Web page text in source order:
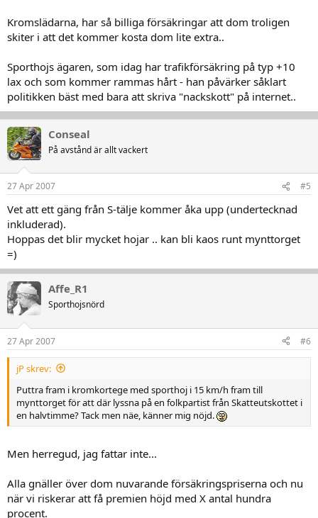
Kromslädarna, har så billiga försäkringar att dom troligen
skiter i att det kommer kosta dom lite extra..
Sporthojs ägaren, som idag har trafikförsäkring på typ +10
lax och som kommer rammas hårt - han påvärker såklart
politikken bäst med bara att skriva "nackskott" på internet..
Conseal
På avstånd är allt vackert
27 Apr 2007 #5
Vet att ett gäng från S-tälje kommer åka upp (undertecknad
inkluderad).
Hoppas det blir mycket hojar .. kan bli kaos runt mynttorget
=)
Affe_R1
Sporthojsnörd
27 Apr 2007 #6
jP skrev:
Puttra fram i kromkortege med sporthoj i 15 km/h fram till
mynttorget för att där lyssna på en folkpartist från Skatteutskottet i
en halvtimme? Tack men näe, känner mig nöjd.
Men herregud, jag fattar inte...
Alla gnäller över dom nuvarande försäkringspriserna och nu
när vi riskerar att få premien höjd med X antal hundra
procent.